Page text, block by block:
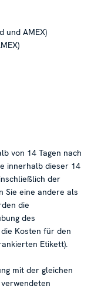
und AMEX)
von 14 Tagen nach
innerhalb dieser 14
der
Sie eine andere als
die
des
Kosten für den
Etikett).
mit der gleichen